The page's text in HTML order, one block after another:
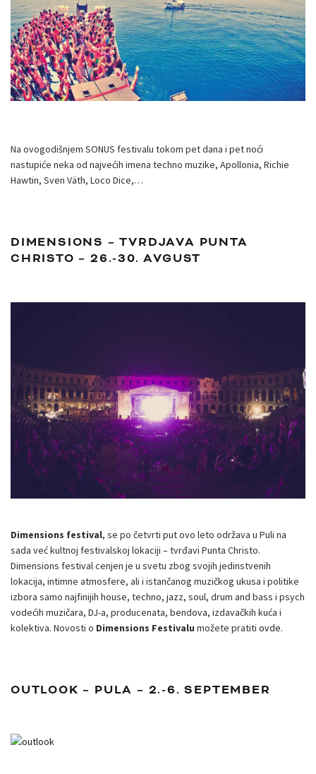
Na ovogodišnjem SONUS festivalu tokom pet dana i pet noći
nastupiće neka od najvećih imena techno muzike, Apollonia, Richie
Hawtin, Sven Väth, Loco Dice,…
DIMENSIONS – TVRDJAVA PUNTA
CHRISTO – 26.-30. AVGUST
Dimensions festival, se po četvrti put ovo leto održava u Puli na
sada već kultnoj festivalskoj lokaciji – tvrđavi Punta Christo.
Dimensions festival cenjen je u svetu zbog svojih jedinstvenih
lokacija, intimne atmosfere, ali i istančanog muzičkog ukusa i politike
izbora samo najfinijih house, techno, jazz, soul, drum and bass i psych
vodećih muzičara, DJ-a, producenata, bendova, izdavačkih kuća i
kolektiva. Novosti o Dimensions Festivalu možete pratiti ovde.
OUTLOOK – PULA – 2.-6. SEPTEMBER